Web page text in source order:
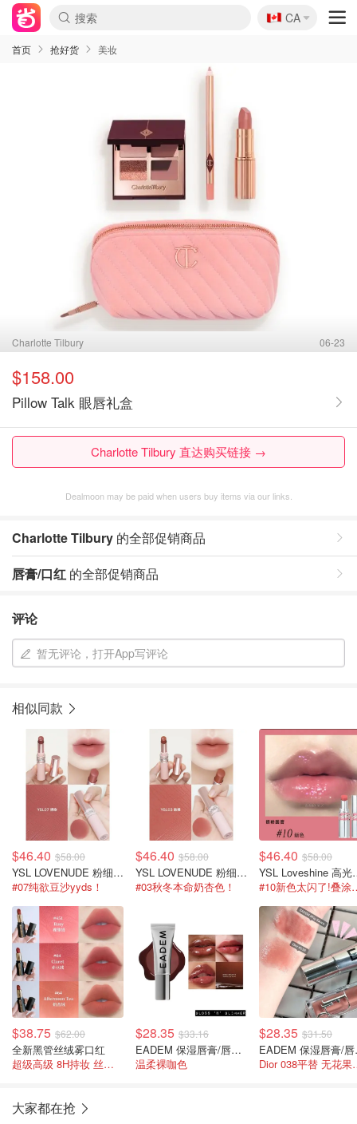
🇨🇦
CA
首页 抢好货 美妆
Charlotte Tilbury 06-23
$158.00
Pillow Talk 眼唇礼盒
Charlotte Tilbury 直达购买链接 →
Dealmoon may be paid when users buy items via our links.
Charlotte Tilbury 的全部促销商品
唇膏/口红 的全部促销商品
评论
暂无评论，打开App写评论
相似同款
$46.40 $58.00
YSL LOVENUDE 粉细管口红
#07纯欲豆沙yyds！
$46.40 $58.00
YSL LOVENUDE 粉细管口红
#03秋冬本命奶杏色！
$46.40 $58.00
YSL
#10新
$38.75 $62.00
全新黑管丝绒雾口红
超级高级 8H持妆 丝滑不卡纹！
$28.35 $33.16
EADEM 保湿唇膏/唇膜 #Boba Bounce
温柔裸咖色
$28.35 $31.50
Dior
大家都在抢